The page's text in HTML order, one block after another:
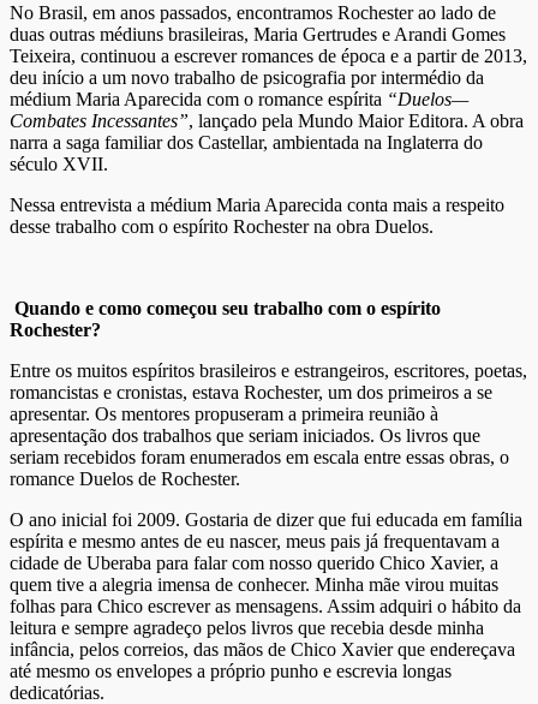
No Brasil, em anos passados, encontramos Rochester ao lado de
duas outras médiuns brasileiras, Maria Gertrudes e Arandi Gomes
Teixeira, continuou a escrever romances de época e a partir de 2013,
deu início a um novo trabalho de psicografia por intermédio da
médium Maria Aparecida com o romance espírita “Duelos—
Combates Incessantes”, lançado pela Mundo Maior Editora. A obra
narra a saga familiar dos Castellar, ambientada na Inglaterra do
século XVII.
Nessa entrevista a médium Maria Aparecida conta mais a respeito
desse trabalho com o espírito Rochester na obra Duelos.
Quando e como começou seu trabalho com o espírito
Rochester?
Entre os muitos espíritos brasileiros e estrangeiros, escritores, poetas,
romancistas e cronistas, estava Rochester, um dos primeiros a se
apresentar. Os mentores propuseram a primeira reunião à
apresentação dos trabalhos que seriam iniciados. Os livros que
seriam recebidos foram enumerados em escala entre essas obras, o
romance Duelos de Rochester.
O ano inicial foi 2009. Gostaria de dizer que fui educada em família
espírita e mesmo antes de eu nascer, meus pais já frequentavam a
cidade de Uberaba para falar com nosso querido Chico Xavier, a
quem tive a alegria imensa de conhecer. Minha mãe virou muitas
folhas para Chico escrever as mensagens. Assim adquiri o hábito da
leitura e sempre agradeço pelos livros que recebia desde minha
infância, pelos correios, das mãos de Chico Xavier que endereçava
até mesmo os envelopes a próprio punho e escrevia longas
dedicatórias.